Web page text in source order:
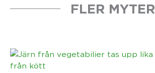
FLER MYTER